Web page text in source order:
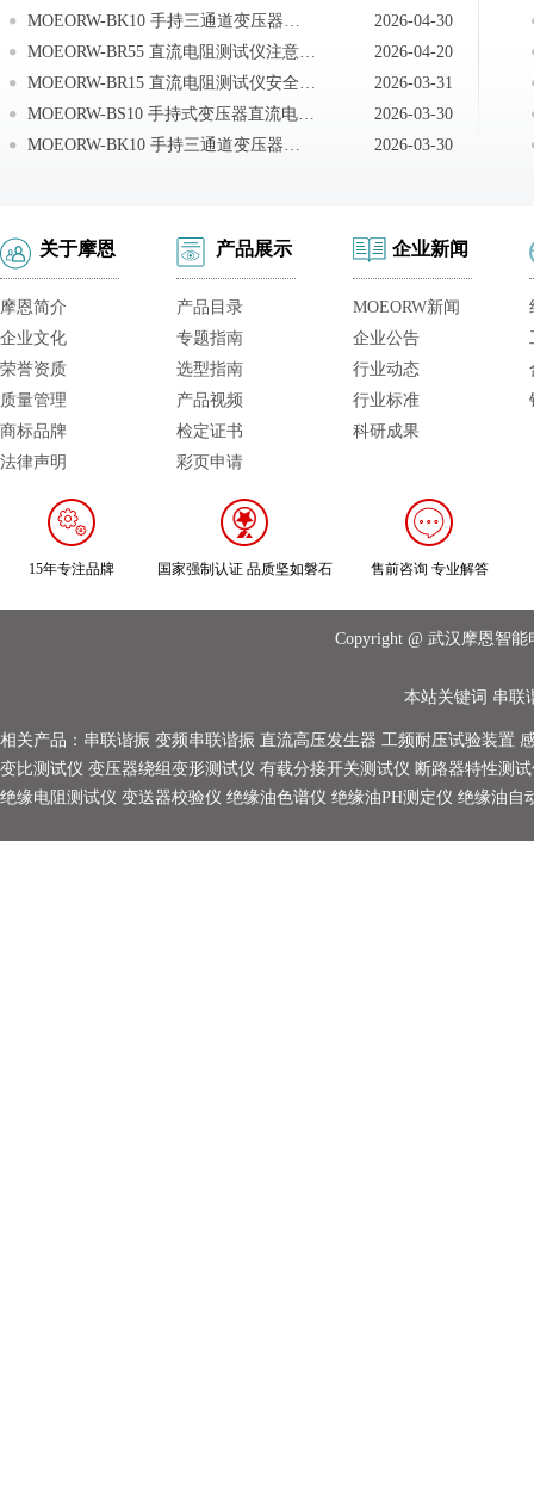
MOEORW-BK10 手持三通道变压器直流电阻测试仪注意事项
2026-04-30
MOEORW-BR55 直流电阻测试仪注意事项
2026-04-20
MOEORW-BR15 直流电阻测试仪安全措施
2026-03-31
MOEORW-BS10 手持式变压器直流电阻测试仪注意事项
2026-03-30
MOEORW-BK10 手持三通道变压器直流电阻测试仪操作使用说明
2026-03-30
关于摩恩
摩恩简介
企业文化
荣誉资质
质量管理
商标品牌
法律声明
产品展示
产品目录
专题指南
选型指南
产品视频
检定证书
彩页申请
企业新闻
MOEORW新闻
企业公告
行业动态
行业标准
科研成果
15年专注品牌 国家强制认证 品质坚如磐石 售前咨询 专业解答
Copyright @ 武汉摩恩智
本站关键词 串联
相关产品： 串联谐振 变频串联谐振 直流高压发生器 工频耐压试验装置
变比测试仪 变压器绕组变形测试仪 有载分接开关测试仪 断路器特性测
绝缘电阻测试仪 变送器校验仪 绝缘油色谱仪 绝缘油PH测定仪 绝缘油自